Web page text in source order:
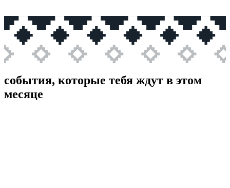
события, которые тебя ждут в этом
месяце